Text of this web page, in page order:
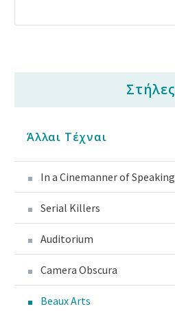
Στήλες
Άλλαι Τέχναι
In a Cinemanner of Speaking
Serial Killers
Auditorium
Camera Obscura
Beaux Arts